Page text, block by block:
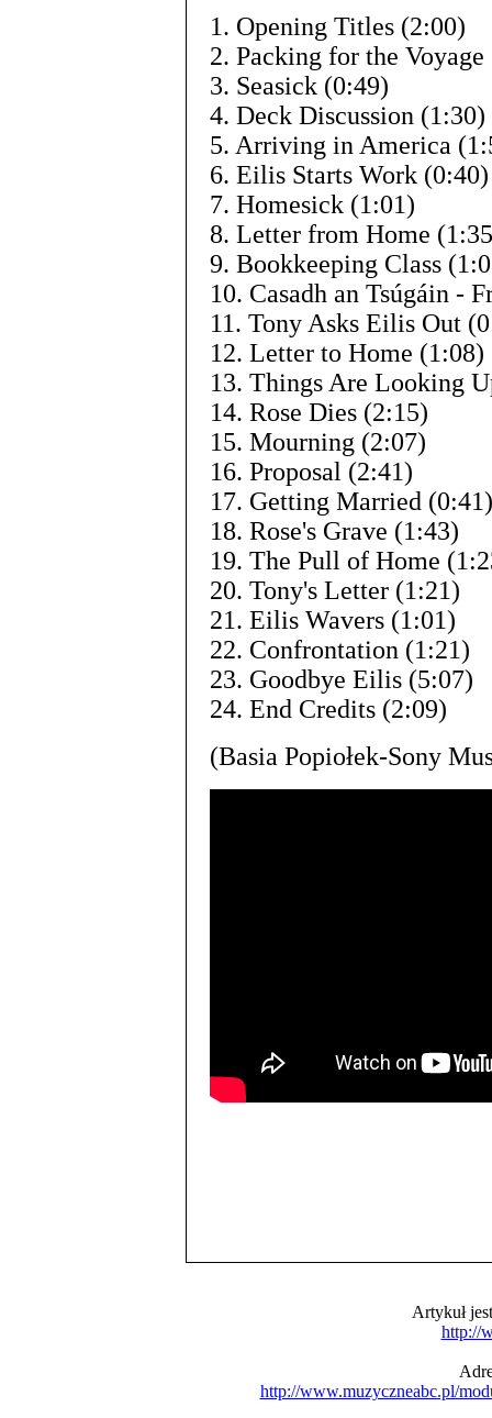
1. Opening Titles (2:00)
2. Packing for the
3. Seasick (0:49)
4. Deck Discussion (1:30)
5. Arriving in America
6. Eilis Starts Work (0:40)
7. Homesick (1:01)
8. Letter from Home
9. Bookkeeping Class
10. Casadh an Tsúgáin -
11. Tony Asks Eilis Out
12. Letter to Home (1:08)
13. Things Are Looking
14. Rose Dies (2:15)
15. Mourning (2:07)
16. Proposal (2:41)
17. Getting Married (0:41)
18. Rose's Grave (1:43)
19. The Pull of Home
20. Tony's Letter (1:21)
21. Eilis Wavers (1:01)
22. Confrontation (1:21)
23. Goodbye Eilis (5:07)
24. End Credits (2:09)
(Basia Popiołek-Sony
Artykuł
http://
http://www.muzyczneabc.pl/